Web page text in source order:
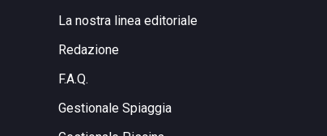
La nostra linea editoriale
Redazione
F.A.Q.
Gestionale Spiaggia